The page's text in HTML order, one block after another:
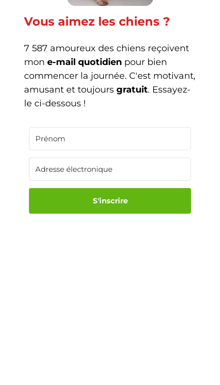
Vous aimez les chiens ?
7 587 amoureux des chiens reçoivent
mon e-mail quotidien pour bien
commencer la journée. C'est motivant,
amusant et toujours gratuit. Essayez-
le ci-dessous !
S'inscrire